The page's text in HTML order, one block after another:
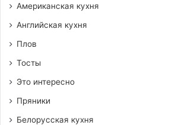
Американская кухня
Английская кухня
Плов
Тосты
Это интересно
Пряники
Белорусская кухня